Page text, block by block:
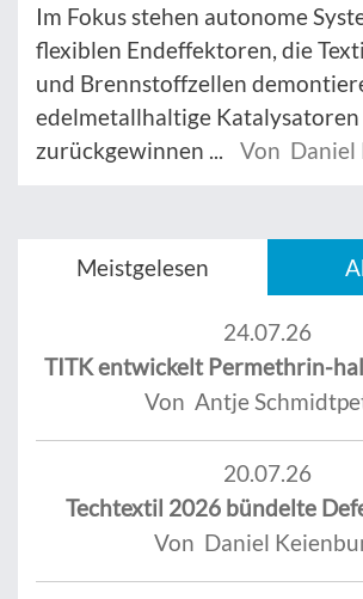
Im Fokus stehen autonome
flexiblen Endeffektoren, die
und Brennstoffzellen
edelmetallhaltige Katalysatoren
zurückgewinnen ...
Von Daniel
Meistgelesen
24.07.26
TITK entwickelt Permethrin-
Von Antje
20.07.26
Techtextil 2026 bündelte
Von Daniel